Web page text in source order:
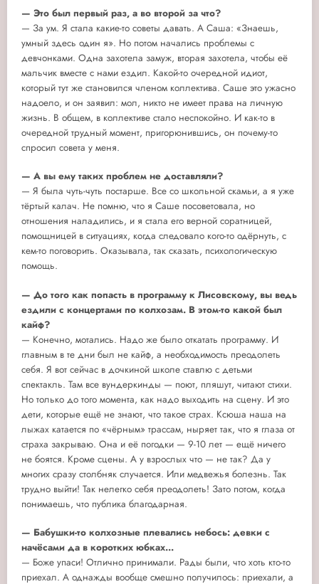
— Это был первый раз, а во второй за что?
— За ум. Я стала какие-то советы давать. А Саша: «Знаешь,
умный здесь один я». Но потом начались проблемы с
девчонками. Одна захотела замуж, вторая захотела, чтобы её
мальчик вместе с нами ездил. Какой-то очередной идиот,
который тут же становился членом коллектива. Саше это ужасно
надоело, и он заявил: мол, никто не имеет права на личную
жизнь. В общем, в коллективе стало неспокойно. И как-то в
очередной трудный момент, пригорюнившись, он почему-то
спросил совета у меня.
— А вы ему таких проблем не доставляли?
— Я была чуть-чуть постарше. Все со школьной скамьи, а я уже
тёртый калач. Не помню, что я Саше посоветовала, но
отношения наладились, и я стала его верной соратницей,
помощницей в ситуациях, когда следовало кого-то одёрнуть, с
кем-то поговорить. Оказывала, так сказать, психологическую
помощь.
— До того как попасть в программу к Лисовскому, вы ведь
ездили с концертами по колхозам. В этом-то какой был
кайф?
— Конечно, мотались. Надо же было откатать программу. И
главным в те дни был не кайф, а необходимость преодолеть
себя. Я вот сейчас в дочкиной школе ставлю с детьми
спектакль. Там все вундеркинды — поют, пляшут, читают стихи.
Но только до того момента, как надо выходить на сцену. И это
дети, которые ещё не знают, что такое страх. Ксюша наша на
лыжах катается по «чёрным» трассам, ныряет так, что я глаза от
страха закрываю. Она и её погодки — 9-10 лет — ещё ничего
не боятся. Кроме сцены. А у взрослых что — не так? Да у
многих сразу столбняк случается. Или медвежья болезнь. Так
трудно выйти! Так нелегко себя преодолеть! Зато потом, когда
понимаешь, что публика благодарная.
— Бабушки-то колхозные плевались небось: девки с
начёсами да в коротких юбках...
— Боже упаси! Отлично принимали. Рады были, что хоть кто-то
приехал. А однажды вообще смешно получилось: приехали, а